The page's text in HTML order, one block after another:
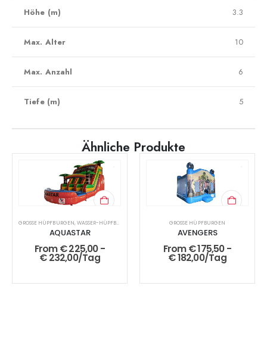
Höhe (m) 3.3
Max. Alter 10
Max. Anzahl 6
Tiefe (m) 5
Ähnliche Produkte
GROSSE HÜPFBURGEN , WASSER-HÜPFBURGEN
AQUASTAR
From€225,00-
€232,00/Tag
GROSSE HÜPFBURGEN
AVENGERS
From€175,50-
€182,00/Tag